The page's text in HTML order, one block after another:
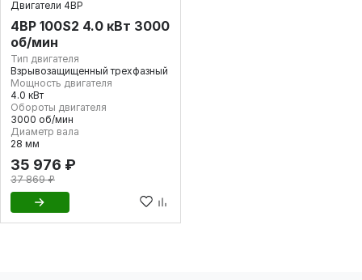
Двигатели 4ВР
4ВР 100S2 4.0 кВт 3000
об/мин
Тип двигателя
Взрывозащищенный трехфазный
Мощность двигателя
4.0 кВт
Обороты двигателя
3000 об/мин
Диаметр вала
28 мм
35 976 ₽
37 869 ₽